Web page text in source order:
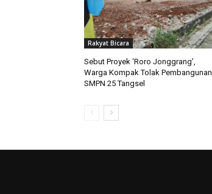
Rakyat Bicara
Sebut Proyek ‘Roro Jonggrang’,
Warga Kompak Tolak Pembangunan
SMPN 25 Tangsel